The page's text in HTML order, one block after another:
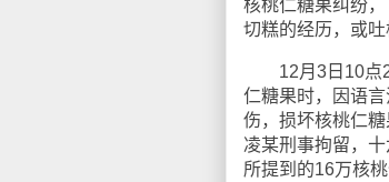
核桃仁糖果纠纷
切糕的经历，或吐
12月3日10点21
仁糖果时，因语
伤，损坏核桃仁
凌某刑事拘留，
所提到的16万核